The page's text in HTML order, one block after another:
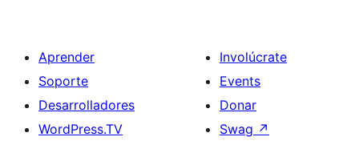
Aprender
Soporte
Desarrolladores
WordPress.TV
Involúcrate
Events
Donar
Swag ↗